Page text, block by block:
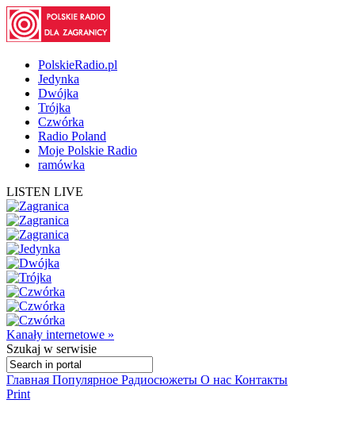
PolskieRadio.pl
Jedynka
Dwójka
Trójka
Czwórka
Radio Poland
Moje Polskie Radio
ramówka
LISTEN LIVE
Kanały internetowe »
Szukaj w serwisie
Главная Популярное Радиосюжеты О нас Контакты
Print